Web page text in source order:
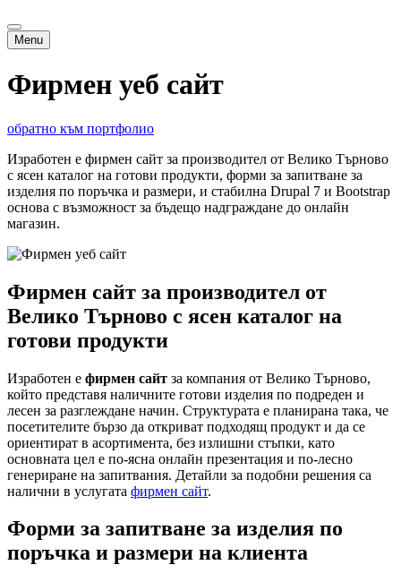
Menu
Фирмен уеб сайт
обратно към портфолио
Изработен е фирмен сайт за производител от Велико Търново
с ясен каталог на готови продукти, форми за запитване за
изделия по поръчка и размери, и стабилна Drupal 7 и Bootstrap
основа с възможност за бъдещо надграждане до онлайн
магазин.
Фирмен сайт за производител от
Велико Търново с ясен каталог на
готови продукти
Изработен е фирмен сайт за компания от Велико Търново,
който представя наличните готови изделия по подреден и
лесен за разглеждане начин. Структурата е планирана така, че
посетителите бързо да откриват подходящ продукт и да се
ориентират в асортимента, без излишни стъпки, като
основната цел е по-ясна онлайн презентация и по-лесно
генериране на запитвания. Детайли за подобни решения са
налични в услугата фирмен сайт.
Форми за запитване за изделия по
поръчка и размери на клиента